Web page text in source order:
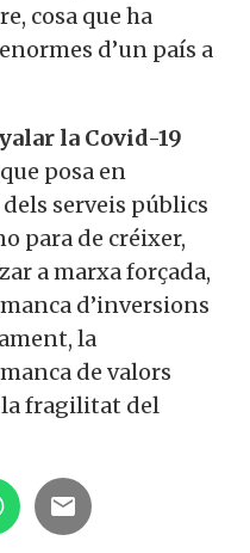
cosa que ha
d’un país a
la Covid-19
posa en
serveis públics
para de créixer,
a marxa forçada,
d’inversions
la
de valors
fragilitat del